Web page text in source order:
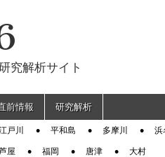
究解析サイト
前情報 研究解析
戸川 平和島 多摩川 浜
屋 福岡 唐津 大村